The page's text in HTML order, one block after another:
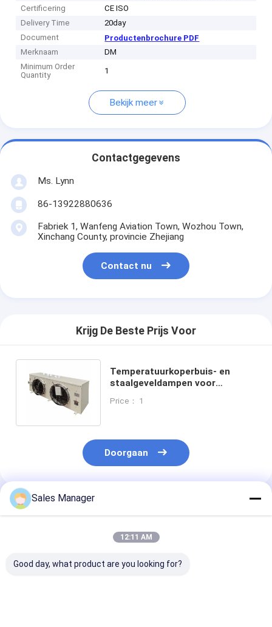
Certificering
CE ISO
Delivery Time
20day
Document
Productenbrochure PDF
Merknaam
DM
Minimum Order
Quantity
1
Bekijk meer
Contactgegevens
Ms. Lynn
86-13922880636
Fabriek 1, Wanfeng Aviation Town, Wozhou Town,
Xinchang County, provincie Zhejiang
Contact nu
Krijg De Beste Prijs Voor
Temperatuurkoperbuis- en
staalgeveldampen voor
koude opslag
Price： 1
Doorgaan
Geadviseerde Producten
Sales Manager
12:11 AM
Good day, what product are you looking for?